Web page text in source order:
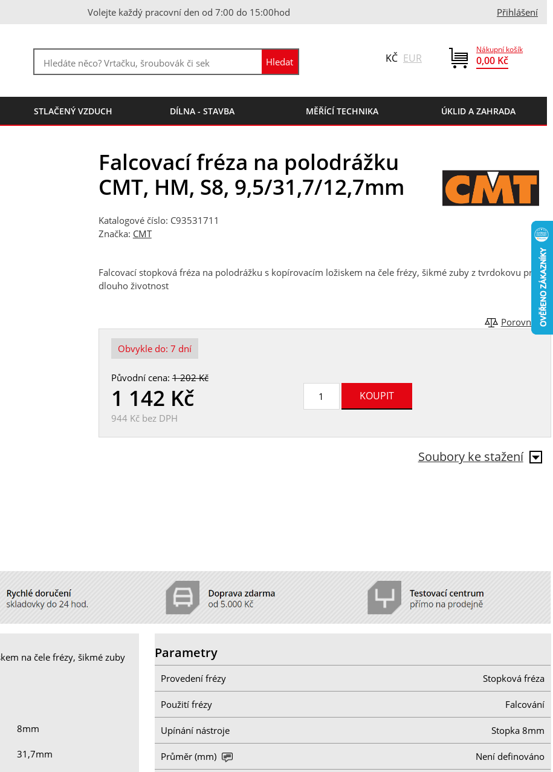
Volejte každý pracovní den od 7:00 do 15:00hod Přihlášení
Nákupní košík
0,00 Kč
KČ EUR
STLAČENÝ VZDUCH DÍLNA - STAVBA MĚŘÍCÍ TECHNIKA ÚKLID A ZAHRADA
Falcovací fréza na polodrážku
CMT, HM, S8, 9,5/31,7/12,7mm
Katalogové číslo: C93531711
Značka: CMT
Falcovací stopková fréza na polodrážku s kopírovacím ložiskem na čele frézy, šikmé zuby z tvrdokovu pro
dlouho životnost
Porovnat
Obvykle do: 7 dní
Původní cena:1 202 Kč
1 142 Kč
944 Kčbez DPH
Soubory ke stažení
na čele frézy, šikmé zuby
8mm
31,7mm
Parametry
Provedení frézy Stopková fréza
Použití frézy Falcování
Upínání nástroje Stopka 8mm
Průměr (mm) Není definováno